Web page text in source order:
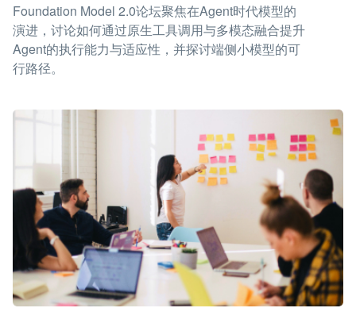
Foundation Model 2.0论坛聚焦在Agent时代模型的
演进，讨论如何通过原生工具调用与多模态融合提升
Agent的执行能力与适应性，并探讨端侧小模型的可
行路径。